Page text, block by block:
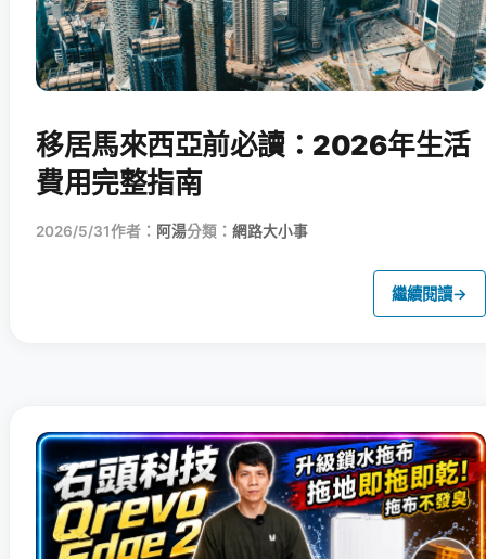
移居馬來西亞前必讀：2026年生活
費用完整指南
2026/5/31作者： 阿湯分類： 網路大小事
繼續閱讀→